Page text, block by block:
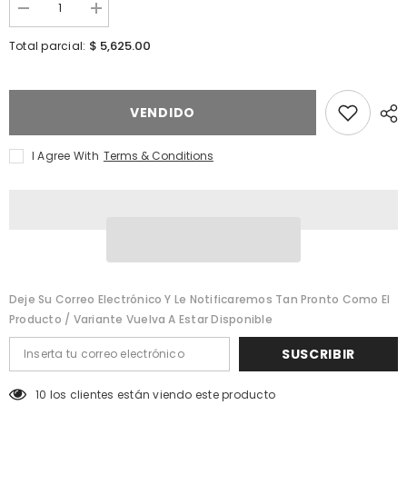
Error:
Missing
interpolation
cantidad
de
{{
I18n
Error:
Missing
interpolation
&quot;Aumentar
cantidad
de
{{
Total parcial: $ 5,625.00
VENDIDO
I Agree With Terms & Conditions
Deje Su Correo Electrónico Y Le Notificaremos Tan Pronto Como El
Producto / Variante Vuelva A Estar Disponible
SUSCRIBIR
11 los clientes están viendo este producto